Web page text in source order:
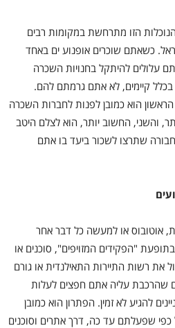
הזו מתרחשת במקומות רבים
כשאתם שוכרים אופנוע ים באחד
עלולים להיתקל בחנויות השכרה
קיימים, לא אתם גרמתם להם.
הוא כמובן לפנות לחברות השכרה
והשני, החשוב יותר, הוא לצלם היטב
שתרצו לשכור ביעד בו אתם
אוטובוס או למעשה כל דבר אחר
"הפקידים המזויפים", סוכנים או
את רשות התיירות התאילנדית או גורם
שהרכבת עליה אתם חפצים לעלות
להגיע לא זמין. הפתרון הוא כמובן
שפעלתם עד כה, דרך אתרים וסוכנים